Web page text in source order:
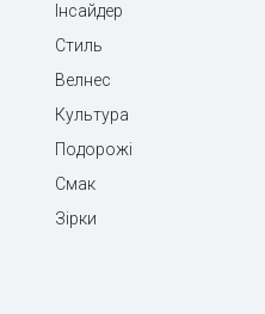
Інсайдер
Стиль
Велнес
Культура
Подорожі
Смак
Зірки